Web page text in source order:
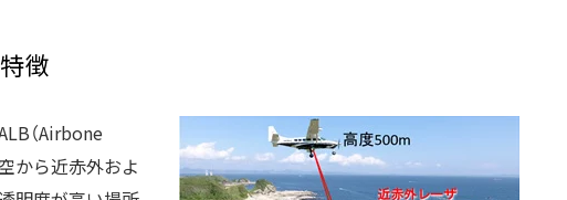
徴
（Airbone
から近赤外およ